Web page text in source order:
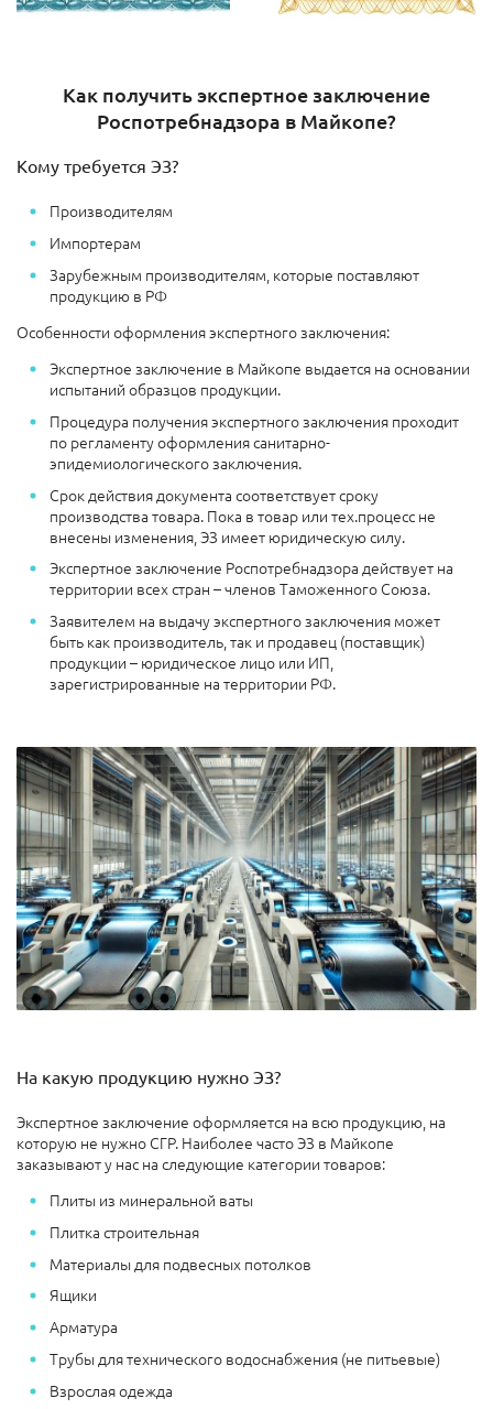
Как получить экспертное заключение
Роспотребнадзора в Майкопе?
Кому требуется ЭЗ?
Производителям
Импортерам
Зарубежным производителям, которые поставляют
продукцию в РФ
Особенности оформления экспертного заключения:
Экспертное заключение в Майкопе выдается на основании
испытаний образцов продукции.
Процедура получения экспертного заключения проходит
по регламенту оформления санитарно-
эпидемиологического заключения.
Срок действия документа соответствует сроку
производства товара. Пока в товар или тех.процесс не
внесены изменения, ЭЗ имеет юридическую силу.
Экспертное заключение Роспотребнадзора действует на
территории всех стран – членов Таможенного Союза.
Заявителем на выдачу экспертного заключения может
быть как производитель, так и продавец (поставщик)
продукции – юридическое лицо или ИП,
зарегистрированные на территории РФ.
На какую продукцию нужно ЭЗ?
Экспертное заключение оформляется на всю продукцию, на
которую не нужно СГР. Наиболее часто ЭЗ в Майкопе
заказывают у нас на следующие категории товаров:
Плиты из минеральной ваты
Плитка строительная
Материалы для подвесных потолков
Ящики
Арматура
Трубы для технического водоснабжения (не питьевые)
Взрослая одежда